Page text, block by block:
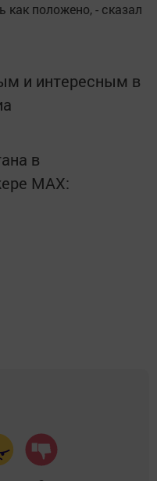
положено, - сказал
и интересным в
в
MАХ: